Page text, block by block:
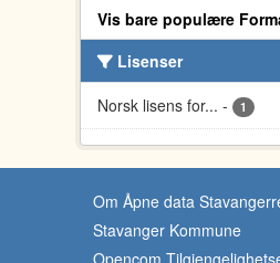
Vis bare populære
Lisenser
Norsk lisens for... - 1
Om Åpne data
Stavanger Kommune
Opencom